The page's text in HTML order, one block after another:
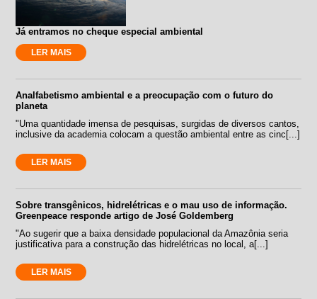
Já entramos no cheque especial ambiental
LER MAIS
Analfabetismo ambiental e a preocupação com o futuro do
planeta
"Uma quantidade imensa de pesquisas, surgidas de diversos cantos,
inclusive da academia colocam a questão ambiental entre as cinc[...]
LER MAIS
Sobre transgênicos, hidrelétricas e o mau uso de informação.
Greenpeace responde artigo de José Goldemberg
"Ao sugerir que a baixa densidade populacional da Amazônia seria
justificativa para a construção das hidrelétricas no local, a[...]
LER MAIS